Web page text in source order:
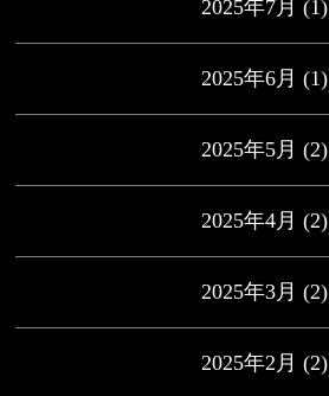
2025年7月 (1)
2025年6月 (1)
2025年5月 (2)
2025年4月 (2)
2025年3月 (2)
2025年2月 (2)